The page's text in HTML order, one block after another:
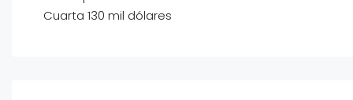
Cuarta 130 mil dólares